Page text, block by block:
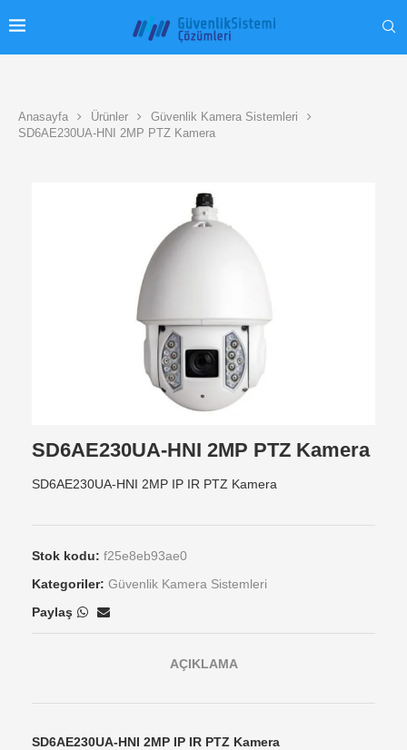
Anasayfa Ürünler
Güvenlik Kamera Sistemleri
SD6AE230UA-HNI 2MP PTZ Kamera
SD6AE230UA-HNI 2MP PTZ Kamera
SD6AE230UA-HNI 2MP IP IR PTZ Kamera
Stok kodu: f25e8eb93ae0
Kategoriler: Güvenlik Kamera Sistemleri
Paylaş
AÇIKLAMA
SD6AE230UA-HNI 2MP IP IR PTZ Kamera